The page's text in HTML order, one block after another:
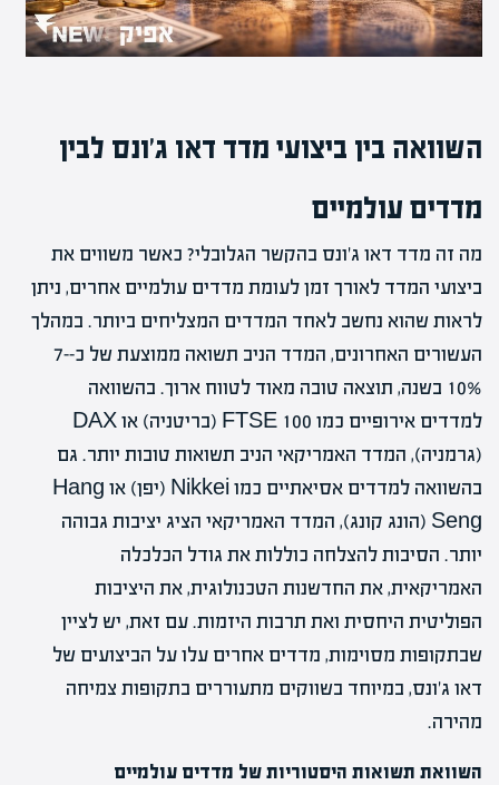
השוואה בין ביצועי מדד דאו ג'ונס לבין
מדדים עולמיים
מה זה מדד דאו ג'ונס בהקשר הגלובלי? כאשר משווים את
ביצועי המדד לאורך זמן לעומת מדדים עולמיים אחרים, ניתן
לראות שהוא נחשב לאחד המדדים המצליחים ביותר. במהלך
העשורים האחרונים, המדד הניב תשואה ממוצעת של כ-7-
10% בשנה, תוצאה טובה מאוד לטווח ארוך. בהשוואה
למדדים אירופיים כמו FTSE 100 (בריטניה) או DAX
(גרמניה), המדד האמריקאי הניב תשואות טובות יותר. גם
בהשוואה למדדים אסיאתיים כמו Nikkei (יפן) או Hang
Seng (הונג קונג), המדד האמריקאי הציג יציבות גבוהה
יותר. הסיבות להצלחה כוללות את גודל הכלכלה
האמריקאית, את החדשנות הטכנולוגית, את היציבות
הפוליטית היחסית ואת תרבות היזמות. עם זאת, יש לציין
שבתקופות מסוימות, מדדים אחרים עלו על הביצועים של
דאו ג'ונס, במיוחד בשווקים מתעוררים בתקופות צמיחה
מהירה.
השוואת תשואות היסטוריות של מדדים עולמיים